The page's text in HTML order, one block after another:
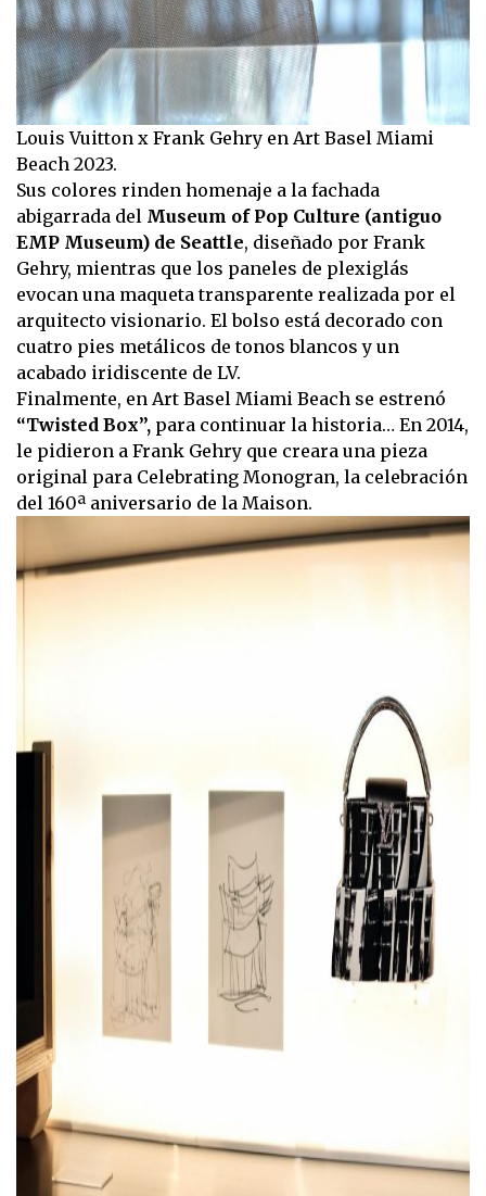
Louis Vuitton x Frank Gehry en Art Basel Miami
Beach 2023.
Sus colores rinden homenaje a la fachada
abigarrada del Museum of Pop Culture (antiguo
EMP Museum) de Seattle, diseñado por Frank
Gehry, mientras que los paneles de plexiglás
evocan una maqueta transparente realizada por el
arquitecto visionario. El bolso está decorado con
cuatro pies metálicos de tonos blancos y un
acabado iridiscente de LV.
Finalmente, en Art Basel Miami Beach se estrenó
“Twisted Box”, para continuar la historia… En 2014,
le pidieron a Frank Gehry que creara una pieza
original para Celebrating Monogran, la celebración
del 160ª aniversario de la Maison.